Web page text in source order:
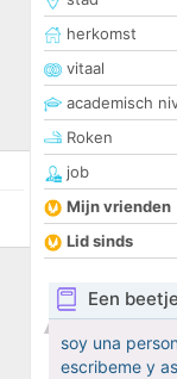
herkomst
vitaal
academisch
Roken
job
Mijn vrienden
Lid sinds
Een
soy una
escribeme y